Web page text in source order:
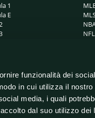
funzionalità dei
in cui utilizza il
media, i quali
dal suo utilizzo dei
1
E
NFL